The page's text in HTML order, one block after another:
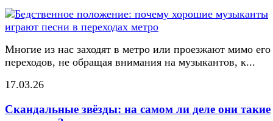
Многие из нас заходят в метро или проезжают мимо его
переходов, не обращая внимания на музыкантов, к...
17.03.26
Скандальные звёзды: на самом ли деле они такие